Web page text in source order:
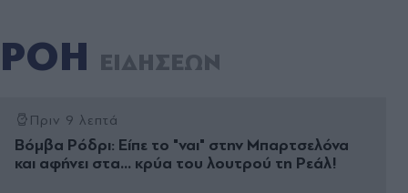
ΡΟΗ ΕΙΔΗΣΕΩΝ
Πριν 9 λεπτά
Βόμβα Ρόδρι: Είπε το "ναι" στην Μπαρτσελόνα
και αφήνει στα... κρύα του λουτρού τη Ρεάλ!